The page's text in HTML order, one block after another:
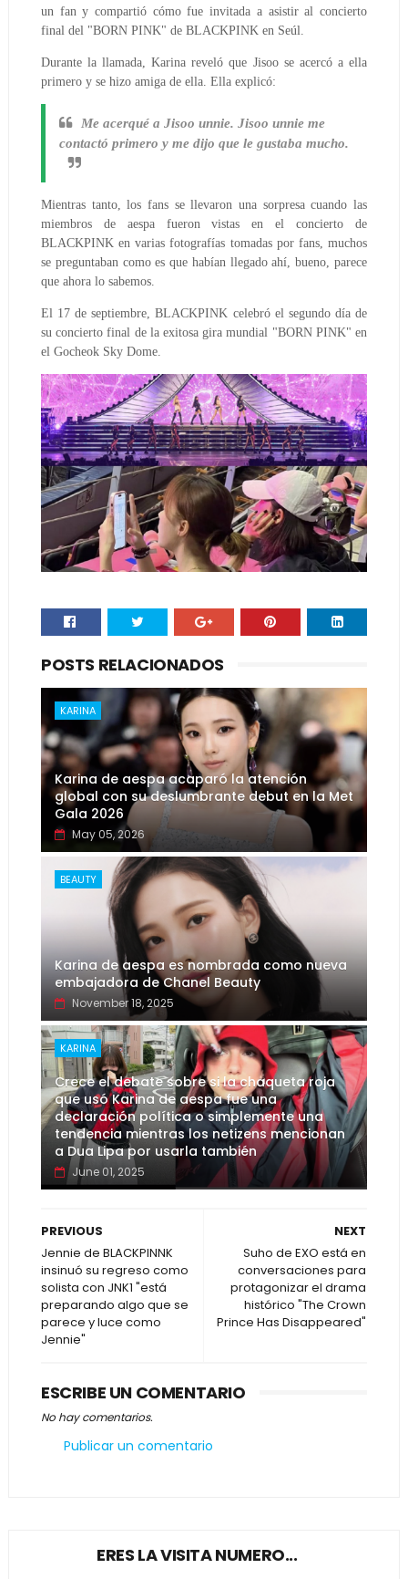
un fan y compartió cómo fue invitada a asistir al concierto
final del "BORN PINK" de BLACKPINK en Seúl.
Durante la llamada, Karina reveló que Jisoo se acercó a ella
primero y se hizo amiga de ella. Ella explicó:
Me acerqué a Jisoo unnie. Jisoo unnie me
contactó primero y me dijo que le gustaba mucho.
Mientras tanto, los fans se llevaron una sorpresa cuando las
miembros de aespa fueron vistas en el concierto de
BLACKPINK en varias fotografías tomadas por fans, muchos
se preguntaban como es que habían llegado ahí, bueno, parece
que ahora lo sabemos.
El 17 de septiembre, BLACKPINK celebró el segundo día de
su concierto final de la exitosa gira mundial "BORN PINK" en
el Gocheok Sky Dome.
POSTS RELACIONADOS
KARINA
Karina de aespa acaparó la atención
global con su deslumbrante debut en la Met
Gala 2026
May 05, 2026
BEAUTY
Karina de aespa es nombrada como nueva
embajadora de Chanel Beauty
November 18, 2025
KARINA
Crece el debate sobre si la chaqueta roja
que usó Karina de aespa fue una
declaración política o simplemente una
tendencia mientras los netizens mencionan
a Dua Lipa por usarla también
June 01, 2025
NEXT
Suho de EXO está en
conversaciones para
protagonizar el drama
histórico "The Crown
Prince Has Disappeared"
PREVIOUS
Jennie de BLACKPINNK
insinuó su regreso como
solista con JNK1 "está
preparando algo que se
parece y luce como
Jennie"
ESCRIBE UN COMENTARIO
No hay comentarios.
Publicar un comentario
ERES LA VISITA NUMERO...